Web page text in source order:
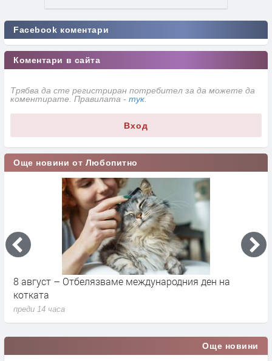
Facebook коментари
Коментари в сайта
Трябва да сте регистриран потребител за да можете да
коментирате. Правилата - тук
Вход
Още новини от Любопитно
Саграда Фамилия – вечната мечта на Гауди, която
продължава да изумява света
преди 3 дни
Още новини